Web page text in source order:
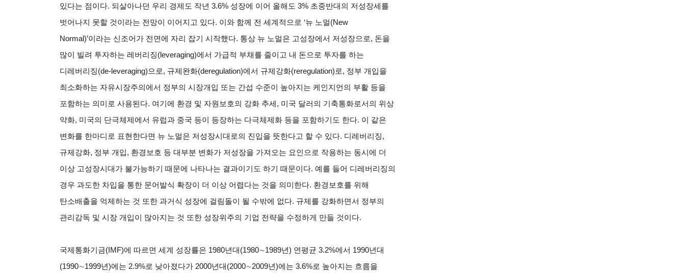
있다는 점이다. 되살아나던 우리 경제도 작년 3.6% 성장에 이어 올해도 3% 초중반대의 저성장세를
벗어나지 못할 것이라는 전망이 이어지고 있다. 이와 함께 전 세계적으로 ‘뉴 노멀(New
Normal)’이라는 신조어가 전면에 자리 잡기 시작했다. 통상 뉴 노멀은 고성장에서 저성장으로, 돈을
많이 빌려 투자하는 레버리징(leveraging)에서 가급적 부채를 줄이고 내 돈으로 투자를 하는
디레버리징(de-leveraging)으로, 규제완화(deregulation)에서 규제강화(reregulation)로, 정부 개입을
최소화하는 자유시장주의에서 정부의 시장개입 또는 간섭 수준이 높아지는 케인지언의 부활 등을
포함하는 의미로 사용된다. 여기에 환경 및 자원보호의 강화 추세, 미국 달러의 기축통화로서의 위상
약화, 미국의 단극체제에서 유럽과 중국 등이 등장하는 다극체제화 등을 포함하기도 한다. 이 같은
변화를 한마디로 표현한다면 뉴 노멀은 저성장시대로의 진입을 뜻한다고 할 수 있다. 디레버리징,
규제강화, 정부 개입, 환경보호 등 대부분 변화가 저성장을 가져오는 요인으로 작용하는 동시에 더
이상 고성장시대가 불가능하기 때문에 나타나는 결과이기도 하기 때문이다. 예를 들어 디레버리징의
경우 과도한 차입을 통한 문어발식 확장이 더 이상 어렵다는 것을 의미한다. 환경보호를 위해
탄소배출을 억제하는 것 또한 과거식 성장에 걸림돌이 될 수밖에 없다. 규제를 강화하면서 정부의
관리감독 및 시장 개입이 많아지는 것 또한 성장위주의 기업 전략을 수정하게 만들 것이다.
국제통화기금(IMF)에 따르면 세계 성장률은 1980년대(1980∼1989년) 연평균 3.2%에서 1990년대
(1990∼1999년)에는 2.9%로 낮아졌다가 2000년대(2000∼2009년)에는 3.6%로 높아지는 흐름을